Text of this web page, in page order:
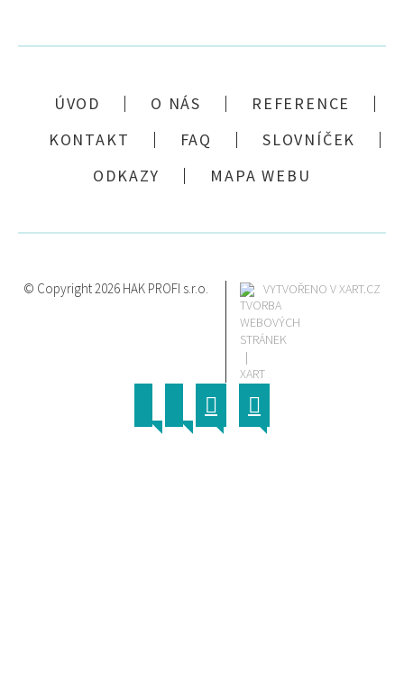
ÚVOD O NÁS
REFERENCE
KONTAKT
FAQ
SLOVNÍČEK
ODKAZY
MAPA WEBU
© Copyright 2026 HAK PROFI s.r.o. VYTVOŘENO V XART.CZ